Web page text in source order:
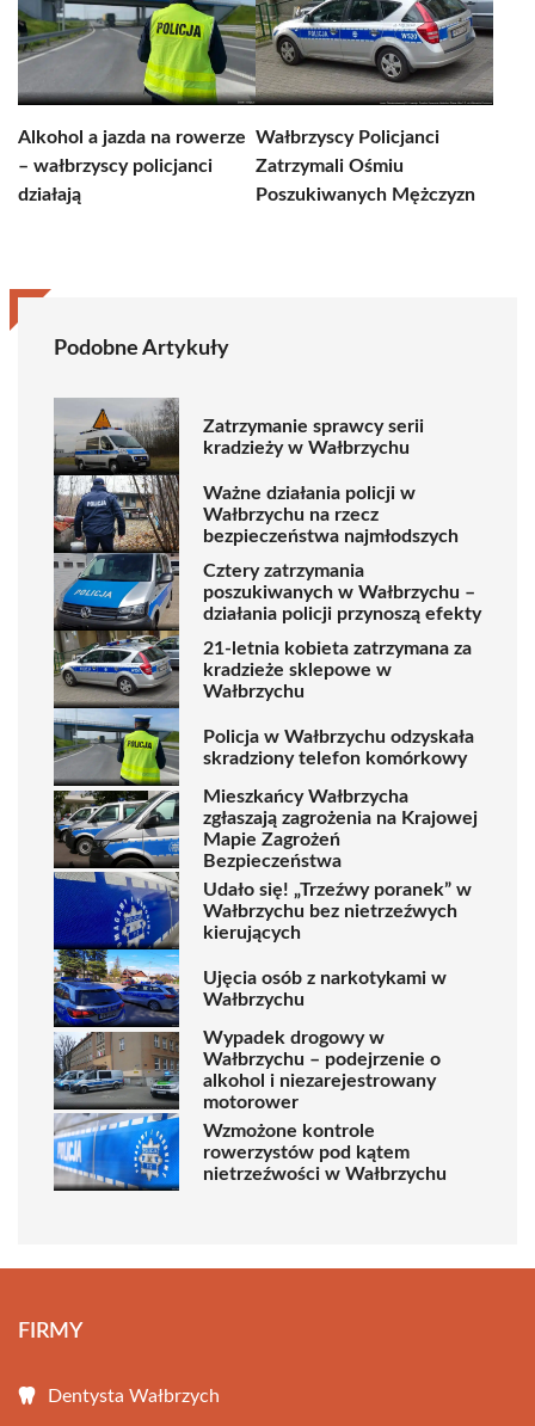
Alkohol a jazda na rowerze
– wałbrzyscy policjanci
działają
Wałbrzyscy Policjanci
Zatrzymali Ośmiu
Poszukiwanych Mężczyzn
Podobne Artykuły
Zatrzymanie sprawcy serii
kradzieży w Wałbrzychu
Ważne działania policji w
Wałbrzychu na rzecz
bezpieczeństwa najmłodszych
Cztery zatrzymania
poszukiwanych w Wałbrzychu –
działania policji przynoszą efekty
21-letnia kobieta zatrzymana za
kradzieże sklepowe w
Wałbrzychu
Policja w Wałbrzychu odzyskała
skradziony telefon komórkowy
Mieszkańcy Wałbrzycha
zgłaszają zagrożenia na Krajowej
Mapie Zagrożeń
Bezpieczeństwa
Udało się! „Trzeźwy poranek” w
Wałbrzychu bez nietrzeźwych
kierujących
Ujęcia osób z narkotykami w
Wałbrzychu
Wypadek drogowy w
Wałbrzychu – podejrzenie o
alkohol i niezarejestrowany
motorower
Wzmożone kontrole
rowerzystów pod kątem
nietrzeźwości w Wałbrzychu
FIRMY
Dentysta Wałbrzych